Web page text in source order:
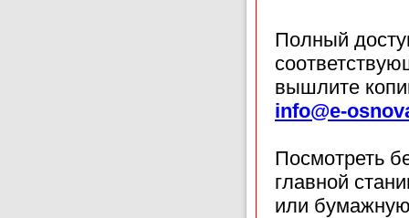
Полный
вышлите
info@e-
Посмотреть
главной
или